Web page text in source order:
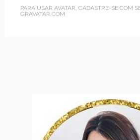
PARA USAR AVATAR, CADASTRE-SE COM
GRAVATAR.COM